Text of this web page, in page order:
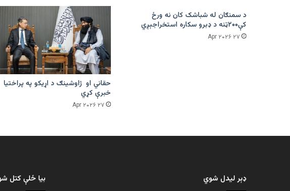
د سمنګان له شباشک کان نه ورځ
کې۲۰۰ټنه د ډبرو سکاره استخراجېږي
۲۷ Apr ۲۰۲۶
حقاني او ژاوشینګ د اړیکو په پراختیا
خبرې کړي
۲۷ Apr ۲۰۲۶
ډېر لیدل شوي بیا ځلې کتل